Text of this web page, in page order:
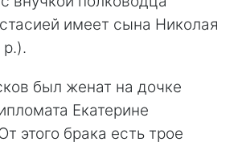
имеет сына Николая
р.).
был женат на дочке
Екатерине
этого брака есть трое